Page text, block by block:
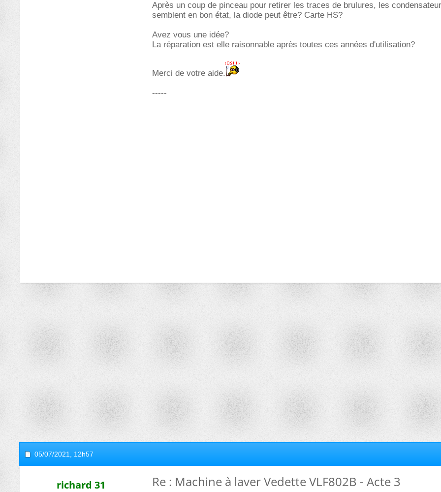
Après un coup de pinceau pour retirer les traces de brulures, les
semblent en bon état, la diode peut être? Carte HS?
Avez vous une idée?
La réparation est elle raisonnable après toutes ces années d'utilisation?
Merci de votre aide.
-----
05/07/2021, 12h57
richard 31 Re : Machine à laver Vedette VLF802B - Acte 3